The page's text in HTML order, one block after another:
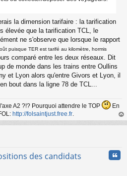
la dimension tarifaire : la tarification
élevée que la tarification TCL, le
ne s'observe que lorsque le rapport
puisque TER est tarifé au kilomètre, hormis
comparé entre les deux réseaux. Dit
de monde dans les trains entre Oullins
et Lyon alors qu'entre Givors et Lyon, il
bout dans la ligne 78 de TCL...
A2 ?!? Pourquoi attendre le TOP
En
http://folsaintjust.free.fr.
au
des candidats